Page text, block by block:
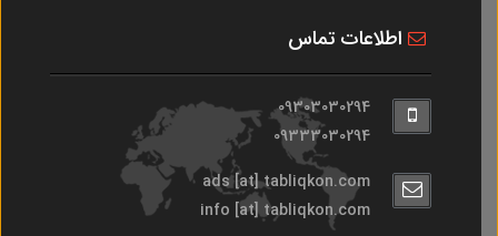
اطلاعات تماس
09303030294
09333030294
ads [at] tabliqkon.com
info [at] tabliqkon.com